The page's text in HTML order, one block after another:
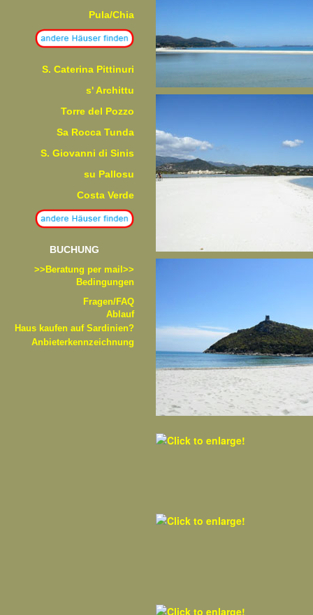
Pula/Chia
S. Caterina Pittinuri
s' Archittu
Torre del Pozzo
Sa Rocca Tunda
S. Giovanni di Sinis
su Pallosu
Costa Verde
BUCHUNG
>>Beratung per mail>>
Bedingungen
Fragen/FAQ
Ablauf
Haus kaufen auf Sardinien?
Anbieterkennzeichnung